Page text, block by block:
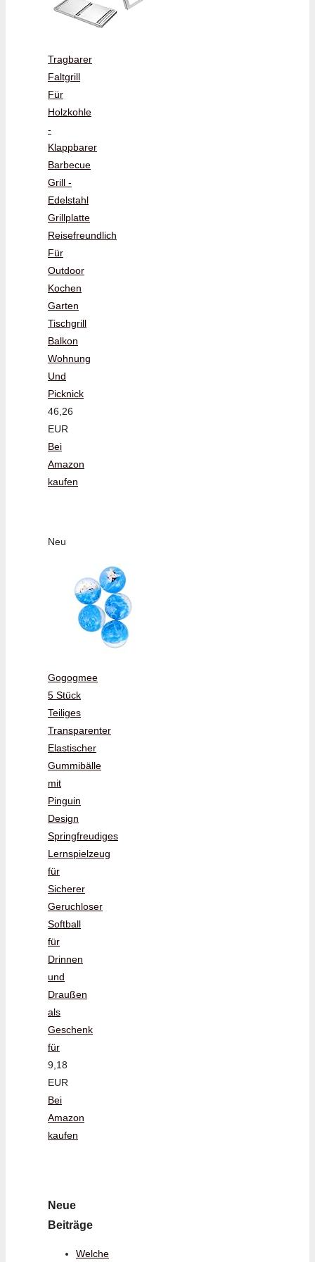
Tragbarer
Faltgrill
Für
Holzkohle
-
Klappbarer
Barbecue
Grill -
Edelstahl
Grillplatte
Reisefreundlich
Für
Outdoor
Kochen
Garten
Tischgrill
Balkon
Wohnung
Und
Picknick
46,26
EUR
Bei
Amazon
kaufen
Neu
Gogogmee
5 Stück
Teiliges
Transparenter
Elastischer
Gummibälle
mit
Pinguin
Design
Springfreudiges
Lernspielzeug
für
Sicherer
Geruchloser
Softball
für
Drinnen
und
Draußen
als
Geschenk
für
9,18
EUR
Bei
Amazon
kaufen
Neue
Beiträge
Welche